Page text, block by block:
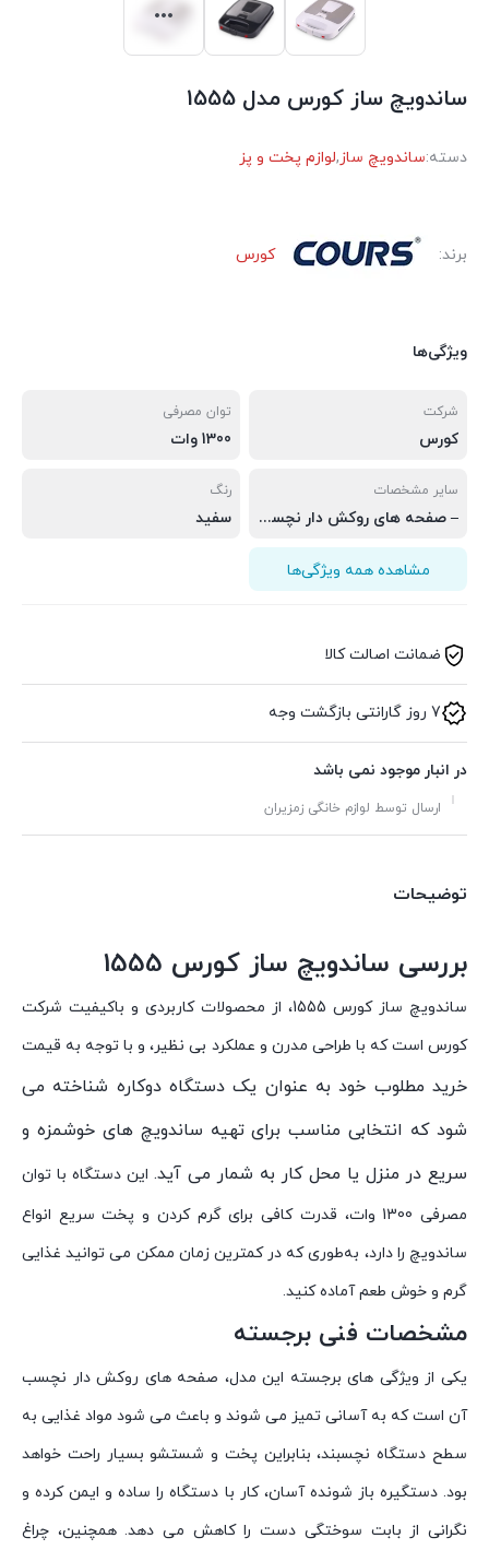
ساندویچ ساز کورس مدل 1555
دسته:ساندویچ ساز,لوازم پخت و پز
برند: کورس
ویژگی‌ها
شرکت
کورس
توان مصرفی
1300 وات
سایر مشخصات
– صفحه های روکش دار نچسب برای پخت آسان – دستگیره باز شونده آسان – چراغ راهنمای گرم و آماده شدن پخت – مجهز به خروجی و ظرف روغن – امکان باز شدن 180 درجه ای – دارای سیستم قطع کن خودکار
رنگ
سفید
مشاهده همه ویژگی‌ها
ضمانت اصالت کالا
7 روز گارانتی بازگشت وجه
در انبار موجود نمی باشد
ارسال توسط لوازم خانگی زمزیران
توضیحات
بررسی ساندویچ ساز کورس 1555
ساندویچ ساز کورس 1555، از محصولات کاربردی و باکیفیت شرکت
کورس است که با طراحی مدرن و عملکرد بی نظیر، و با توجه به قیمت
خرید مطلوب خود به عنوان یک دستگاه دوکاره شناخته می
شود که انتخابی مناسب برای تهیه ساندویچ های خوشمزه و
سریع در منزل یا محل کار به شمار می آید. این دستگاه با توان
مصرفی 1300 وات، قدرت کافی برای گرم کردن و پخت سریع انواع
ساندویچ را دارد، به‌طوری که در کمترین زمان ممکن می توانید غذایی
گرم و خوش طعم آماده کنید.
مشخصات فنی برجسته
یکی از ویژگی های برجسته این مدل، صفحه های روکش دار نچسب
آن است که به آسانی تمیز می شوند و باعث می شود مواد غذایی به
سطح دستگاه نچسبند، بنابراین پخت و شستشو بسیار راحت خواهد
بود. دستگیره باز شونده آسان، کار با دستگاه را ساده و ایمن کرده و
نگرانی از بابت سوختگی دست را کاهش می دهد. همچنین، چراغ